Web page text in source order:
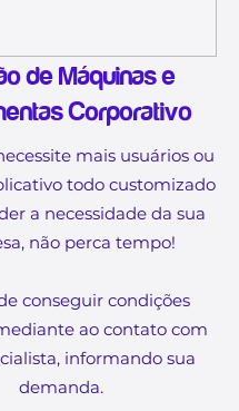
de Máquinas e
Corporativo
mais usuários ou
todo customizado
a necessidade da sua
não perca tempo!
conseguir condições
ao contato com
informando sua
demanda.​